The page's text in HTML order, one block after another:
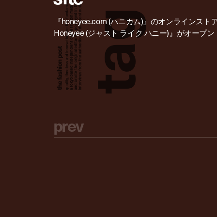
t
a
g
『honeyee.com (ハニカム)』のオンラインスト
Honeyee (ジャスト ライク ハニー)』がオープン
prev